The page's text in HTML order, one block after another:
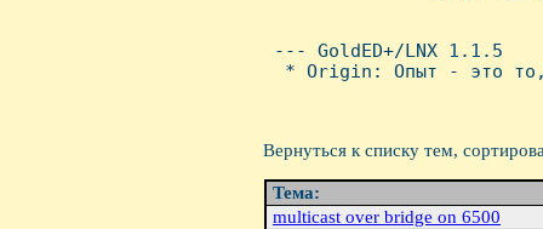
--- GoldED+/LNX 1.1.5
* Origin: Опыт - это
Вернуться к списку тем,
Тема:
multicast over bridge on 6500